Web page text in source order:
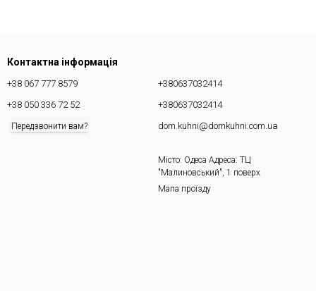
Контактна інформація
+38 067 777 8579
+38 050 336 72 52
Передзвонити вам?
+380637032414
+380637032414
dom.kuhni@domkuhni.com.ua
Місто: Одеса Адреса: ТЦ
"Малиновський", 1 поверх
Мапа проїзду